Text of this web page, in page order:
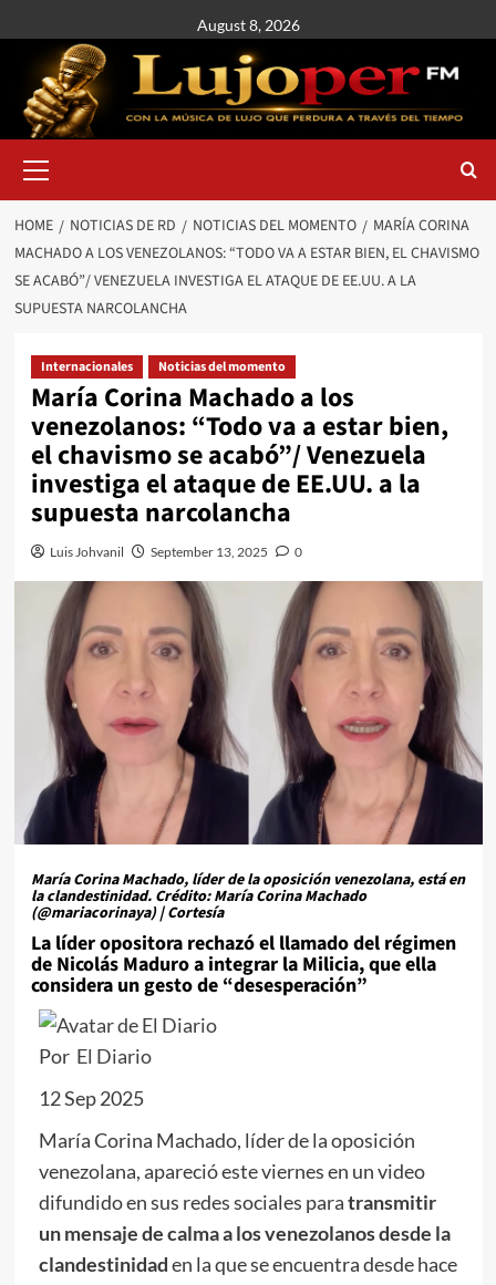
August 8, 2026
HOME NOTICIAS DE RD NOTICIAS DEL MOMENTO
MARÍA CORINA
MACHADO A LOS VENEZOLANOS: “TODO VA A ESTAR BIEN, EL CHAVISMO
SE ACABÓ”/ VENEZUELA INVESTIGA EL ATAQUE DE EE.UU. A LA
SUPUESTA NARCOLANCHA
Internacionales Noticias del momento
María Corina Machado a los
venezolanos: “Todo va a estar bien,
el chavismo se acabó”/ Venezuela
investiga el ataque de EE.UU. a la
supuesta narcolancha
Luis Johvanil September 13, 2025 0
María Corina Machado, líder de la oposición venezolana, está en
la clandestinidad. Crédito: María Corina Machado
(@mariacorinaya) | Cortesía
La líder opositora rechazó el llamado del régimen
de Nicolás Maduro a integrar la Milicia, que ella
considera un gesto de “desesperación”
Por El Diario
12 Sep 2025
María Corina Machado, líder de la oposición
venezolana, apareció este viernes en un video
difundido en sus redes sociales paratransmitir
un mensaje de calma a los venezolanos desde la
clandestinidaden la que se encuentra desde hace